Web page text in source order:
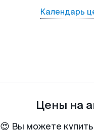
Календарь
Цены на
😍 Вы можете